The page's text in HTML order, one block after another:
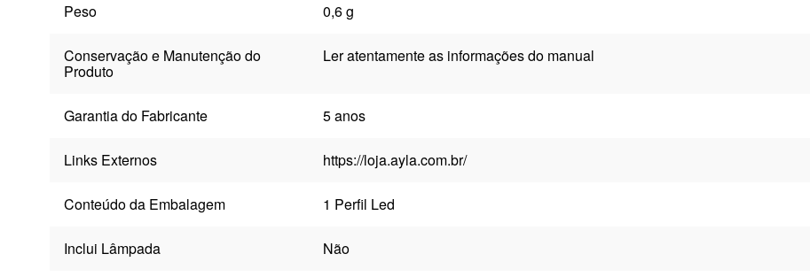
Peso 0,6 g
Conservação e Manutenção do
Produto
Ler atentamente as informações do manual
Garantia do Fabricante 5 anos
Links Externos https://loja.ayla.com.br/
Conteúdo da Embalagem 1 Perfil Led
Inclui Lâmpada Não